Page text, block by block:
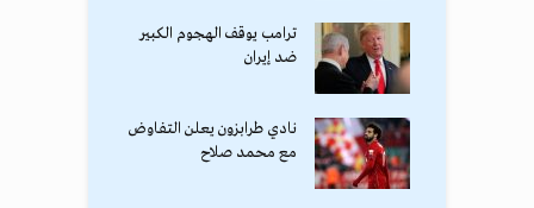
ترامب يوقف الهجوم الكبير
ضد إيران
نادي طرابزون يعلن التفاوض
مع محمد صلاح